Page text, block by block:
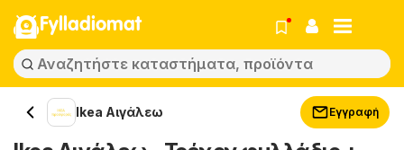
Fylladiomat
Ikea Αιγάλεω Εγγραφή